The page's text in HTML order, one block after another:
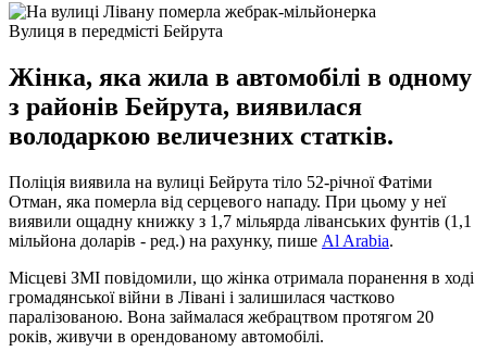
Вулиця в передмісті Бейрута
Жінка, яка жила в автомобілі в одному
з районів Бейрута, виявилася
володаркою величезних статків.
Поліція виявила на вулиці Бейрута тіло 52-річної Фатіми
Отман, яка померла від серцевого нападу. При цьому у неї
виявили ощадну книжку з 1,7 мільярда ліванських фунтів (1,1
мільйона доларів - ред.) на рахунку, пише Al Arabia.
Місцеві ЗМІ повідомили, що жінка отримала поранення в ході
громадянської війни в Лівані і залишилася частково
паралізованою. Вона займалася жебрацтвом протягом 20
років, живучи в орендованому автомобілі.